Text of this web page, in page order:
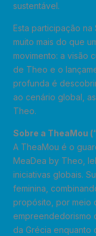
sustentável.
Esta participação
muito mais do que
movimento: a visão
de Theo e o
profunda é
ao cenário global,
Theo.
Sobre a TheaMou
A TheaMou é o
MeaDea by Theo,
iniciativas globais.
feminina,
propósito, por meio
empreendedorismo
da Grécia enquanto